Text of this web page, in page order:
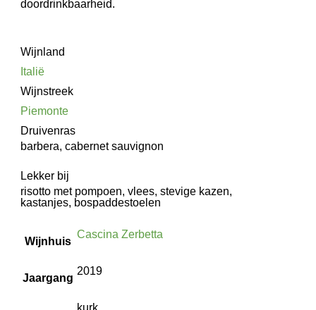
doordrinkbaarheid.
Wijnland
Italië
Wijnstreek
Piemonte
Druivenras
barbera, cabernet sauvignon
Lekker bij
risotto met pompoen, vlees, stevige kazen,
kastanjes, bospaddestoelen
Wijnhuis
Cascina Zerbetta
Jaargang
2019